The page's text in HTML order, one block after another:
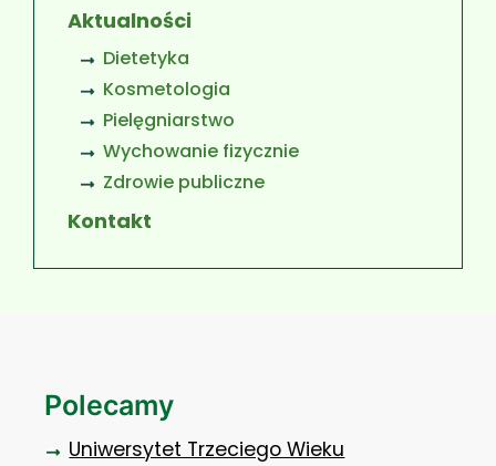
Aktualności
Dietetyka
Kosmetologia
Pielęgniarstwo
Wychowanie fizycznie
Zdrowie publiczne
Kontakt
Polecamy
Uniwersytet Trzeciego Wieku